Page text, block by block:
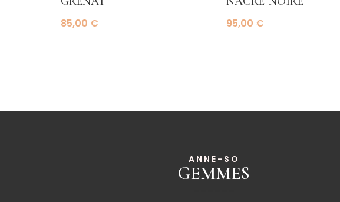
85,00 € 95,00 €
ANNE-SO
GEMMES